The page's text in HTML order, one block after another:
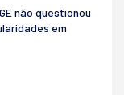
não questionou
em